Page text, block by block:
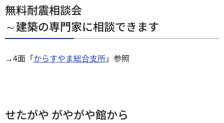
無料耐震相談会
～建築の専門家に相談できます
→4面「からすやま総合支所」参照
せたがや がやがや館から